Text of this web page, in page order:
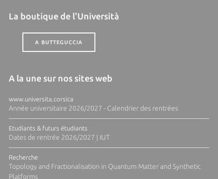
La boutique de l'Università
A BUTTEGUCCIA
A la une sur nos sites web
www.universita.corsica
Année universitaire 2026/2027 - Calendrier des rentrées
Etudiants & futurs étudiants
Dates de rentrée 2026/2027 | IUT
Recherche
Topology and Fractionalisation in Quantum Matter and Synthetic
Platforms